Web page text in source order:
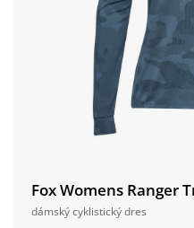
Fox Womens Ranger
dámský cyklistický dres